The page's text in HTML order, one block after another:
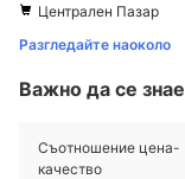
Централен Пазар
Разгледайте наоколо
Важно да се знае
Съотношение цена-
качество